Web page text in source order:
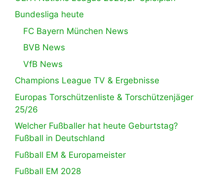
Bundesliga heute
FC Bayern München News
BVB News
VfB News
Champions League TV & Ergebnisse
Europas Torschützenliste & Torschützenjäger
25/26
Welcher Fußballer hat heute Geburtstag?
Fußball in Deutschland
Fußball EM & Europameister
Fußball EM 2028